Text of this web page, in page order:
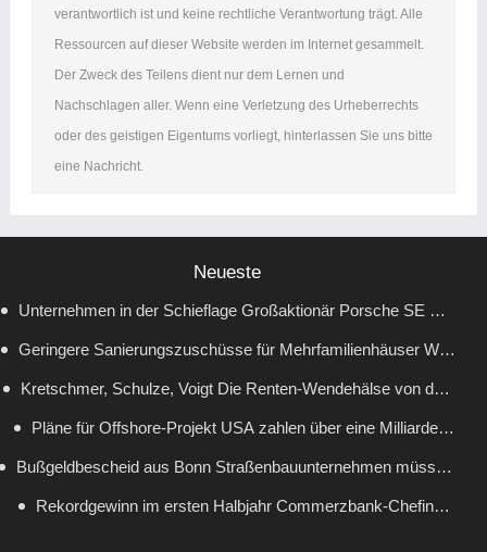
verantwortlich ist und keine rechtliche Verantwortung trägt. Alle
Ressourcen auf dieser Website werden im Internet gesammelt.
Der Zweck des Teilens dient nur dem Lernen und
Nachschlagen aller. Wenn eine Verletzung des Urheberrechts
oder des geistigen Eigentums vorliegt, hinterlassen Sie uns bitte
eine Nachricht.
Neueste
Unternehmen in der Schieflage Großaktionär Porsche SE will
Umbau von Volkswagen beschleunigen
Geringere Sanierungszuschüsse für Mehrfamilienhäuser Wie
Wirtschaftsministerin Reiche die Wärmewende ausbremst
Kretschmer, Schulze, Voigt Die Renten-Wendehälse von der
CDU
Pläne für Offshore-Projekt USA zahlen über eine Milliarde
Dollar, damit RWE keine Windparks baut
Bußgeldbescheid aus Bonn Straßenbauunternehmen müssen
60 Millionen Euro Strafe wegen Preisabsprachen zahlen
Rekordgewinn im ersten Halbjahr Commerzbank-Chefin